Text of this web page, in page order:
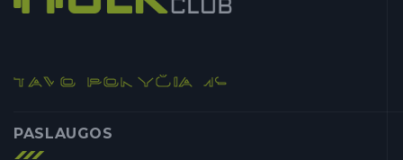
TAVO POKYČIAMS
PASLAUGOS